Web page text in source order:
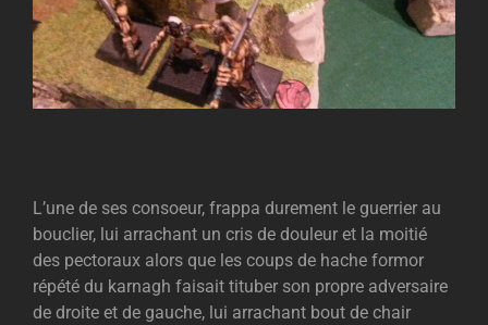
L’une de ses consoeur, frappa durement le guerrier au
bouclier, lui arrachant un cris de douleur et la moitié
des pectoraux alors que les coups de hache formor
répété du karnagh faisait tituber son propre adversaire
de droite et de gauche, lui arrachant bout de chair